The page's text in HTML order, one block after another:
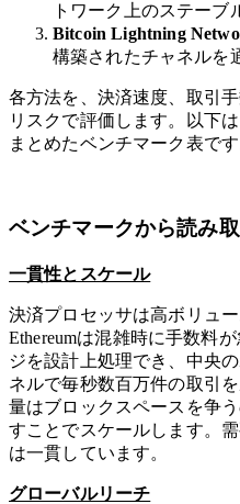
トワーク上のステーブ
Bitcoin Lightning
構築されたチャネルを
各方法を、決済速度、取引
リスクで評価します。以下
まとめたベンチマーク表です
ベンチマークから読み
一貫性とスケール
決済プロセッサは高ボリュ
Ethereumは混雑時に手数料
ジを設計上処理でき、中央
ネルで毎秒数百万件の取引
量はブロックスペースを争
すことでスケールします。
は一貫しています。
グローバルリーチ